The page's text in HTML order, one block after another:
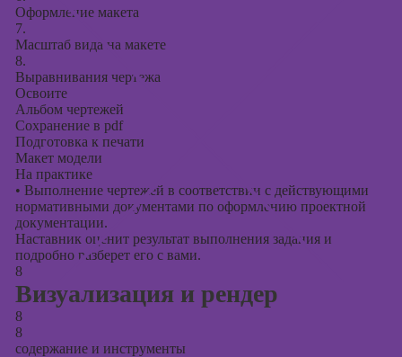
Оформление макета
7.
Масштаб вида на макете
8.
Выравнивания чертежа
Освоите
Альбом чертежей
Сохранение в pdf
Подготовка к печати
Макет модели
На практике
• Выполнение чертежей в соответствии с действующими
нормативными документами по оформлению проектной
документации.
Наставник оценит результат выполнения задания и
подробно разберет его с вами.
8
Визуализация и рендер
8
8
содержание и инструменты